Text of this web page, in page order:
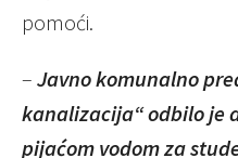
pomoći.
– Javno komunalno
kanalizacija“ odbilo je
pijaćom vodom za